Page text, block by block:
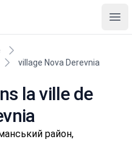
village Nova Derevnia
la ville de
район,